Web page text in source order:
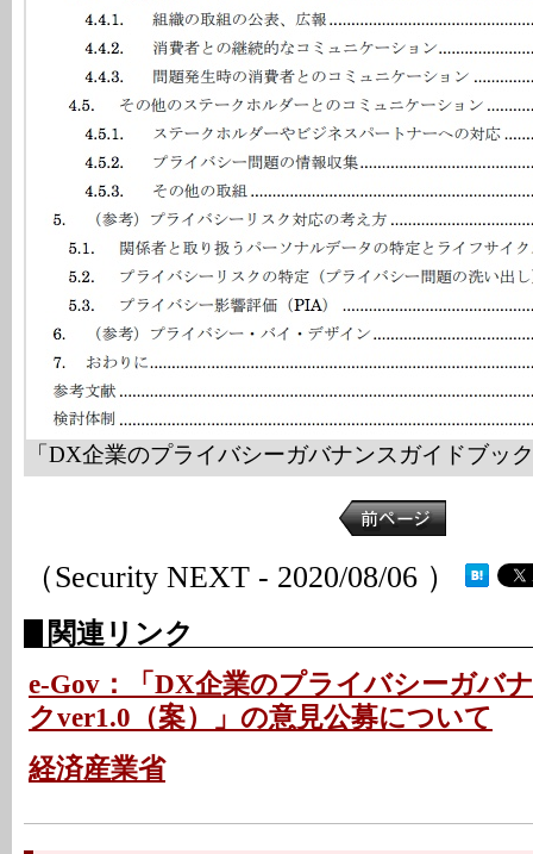
「DX企業のプライバシーガバナンスガイドブッ
（Security NEXT - 2020/08/06 ）
関連リンク
e-Gov：「DX企業のプライバシーガバ
クver1.0（案）」の意見公募について
経済産業省